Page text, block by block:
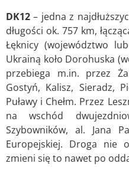
DK12 – jedna z
długości ok. 757 km,
Łęknicy (województwo
Ukrainą koło Dorohuska
przebiega m.in. przez
Gostyń, Kalisz, Sieradz,
Puławy i Chełm. Przez
na wschód
Szybowników, al. Jana
Europejskiej. Droga nie
zmieni się to nawet po